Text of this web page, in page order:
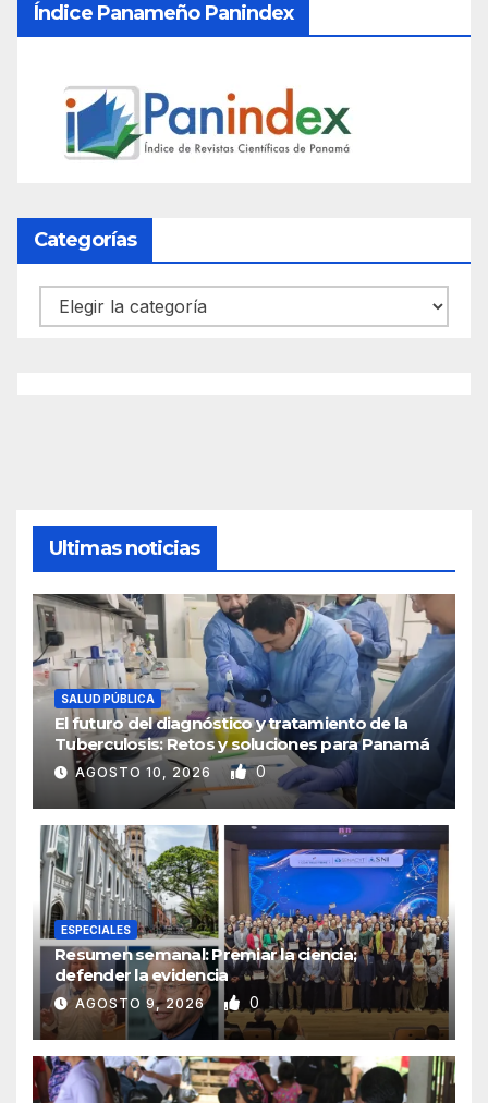
Índice Panameño Panindex
Categorías
Categorías
Ultimas noticias
SALUD PÚBLICA
El futuro del diagnóstico y tratamiento de la
Tuberculosis: Retos y soluciones para Panamá
AGOSTO 10, 2026 0
ESPECIALES
Resumen semanal: Premiar la ciencia;
defender la evidencia
AGOSTO 9, 2026 0